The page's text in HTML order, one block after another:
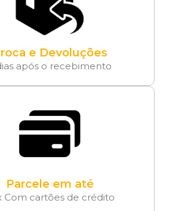
e Devoluções
após o recebimento
Parcele em até
Com cartões de crédito